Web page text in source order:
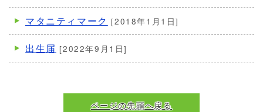
マタニティマーク [2018年1月1日]
出生届 [2022年9月1日]
ページの先頭へ戻る